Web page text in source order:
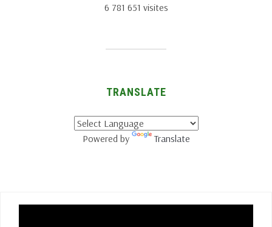
6 781 651 visites
TRANSLATE
Powered by Translate